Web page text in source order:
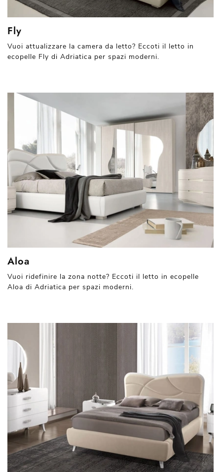
Fly
Vuoi attualizzare la camera da letto? Eccoti il letto in
ecopelle Fly di Adriatica per spazi moderni.
Aloa
Vuoi ridefinire la zona notte? Eccoti il letto in ecopelle
Aloa di Adriatica per spazi moderni.